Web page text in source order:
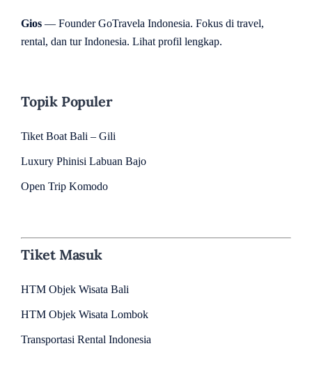
Gios — Founder GoTravela Indonesia. Fokus di travel,
rental, dan tur Indonesia. Lihat profil lengkap.
Topik Populer
Tiket Boat Bali – Gili
Luxury Phinisi Labuan Bajo
Open Trip Komodo
Tiket Masuk
HTM Objek Wisata Bali
HTM Objek Wisata Lombok
Transportasi Rental Indonesia